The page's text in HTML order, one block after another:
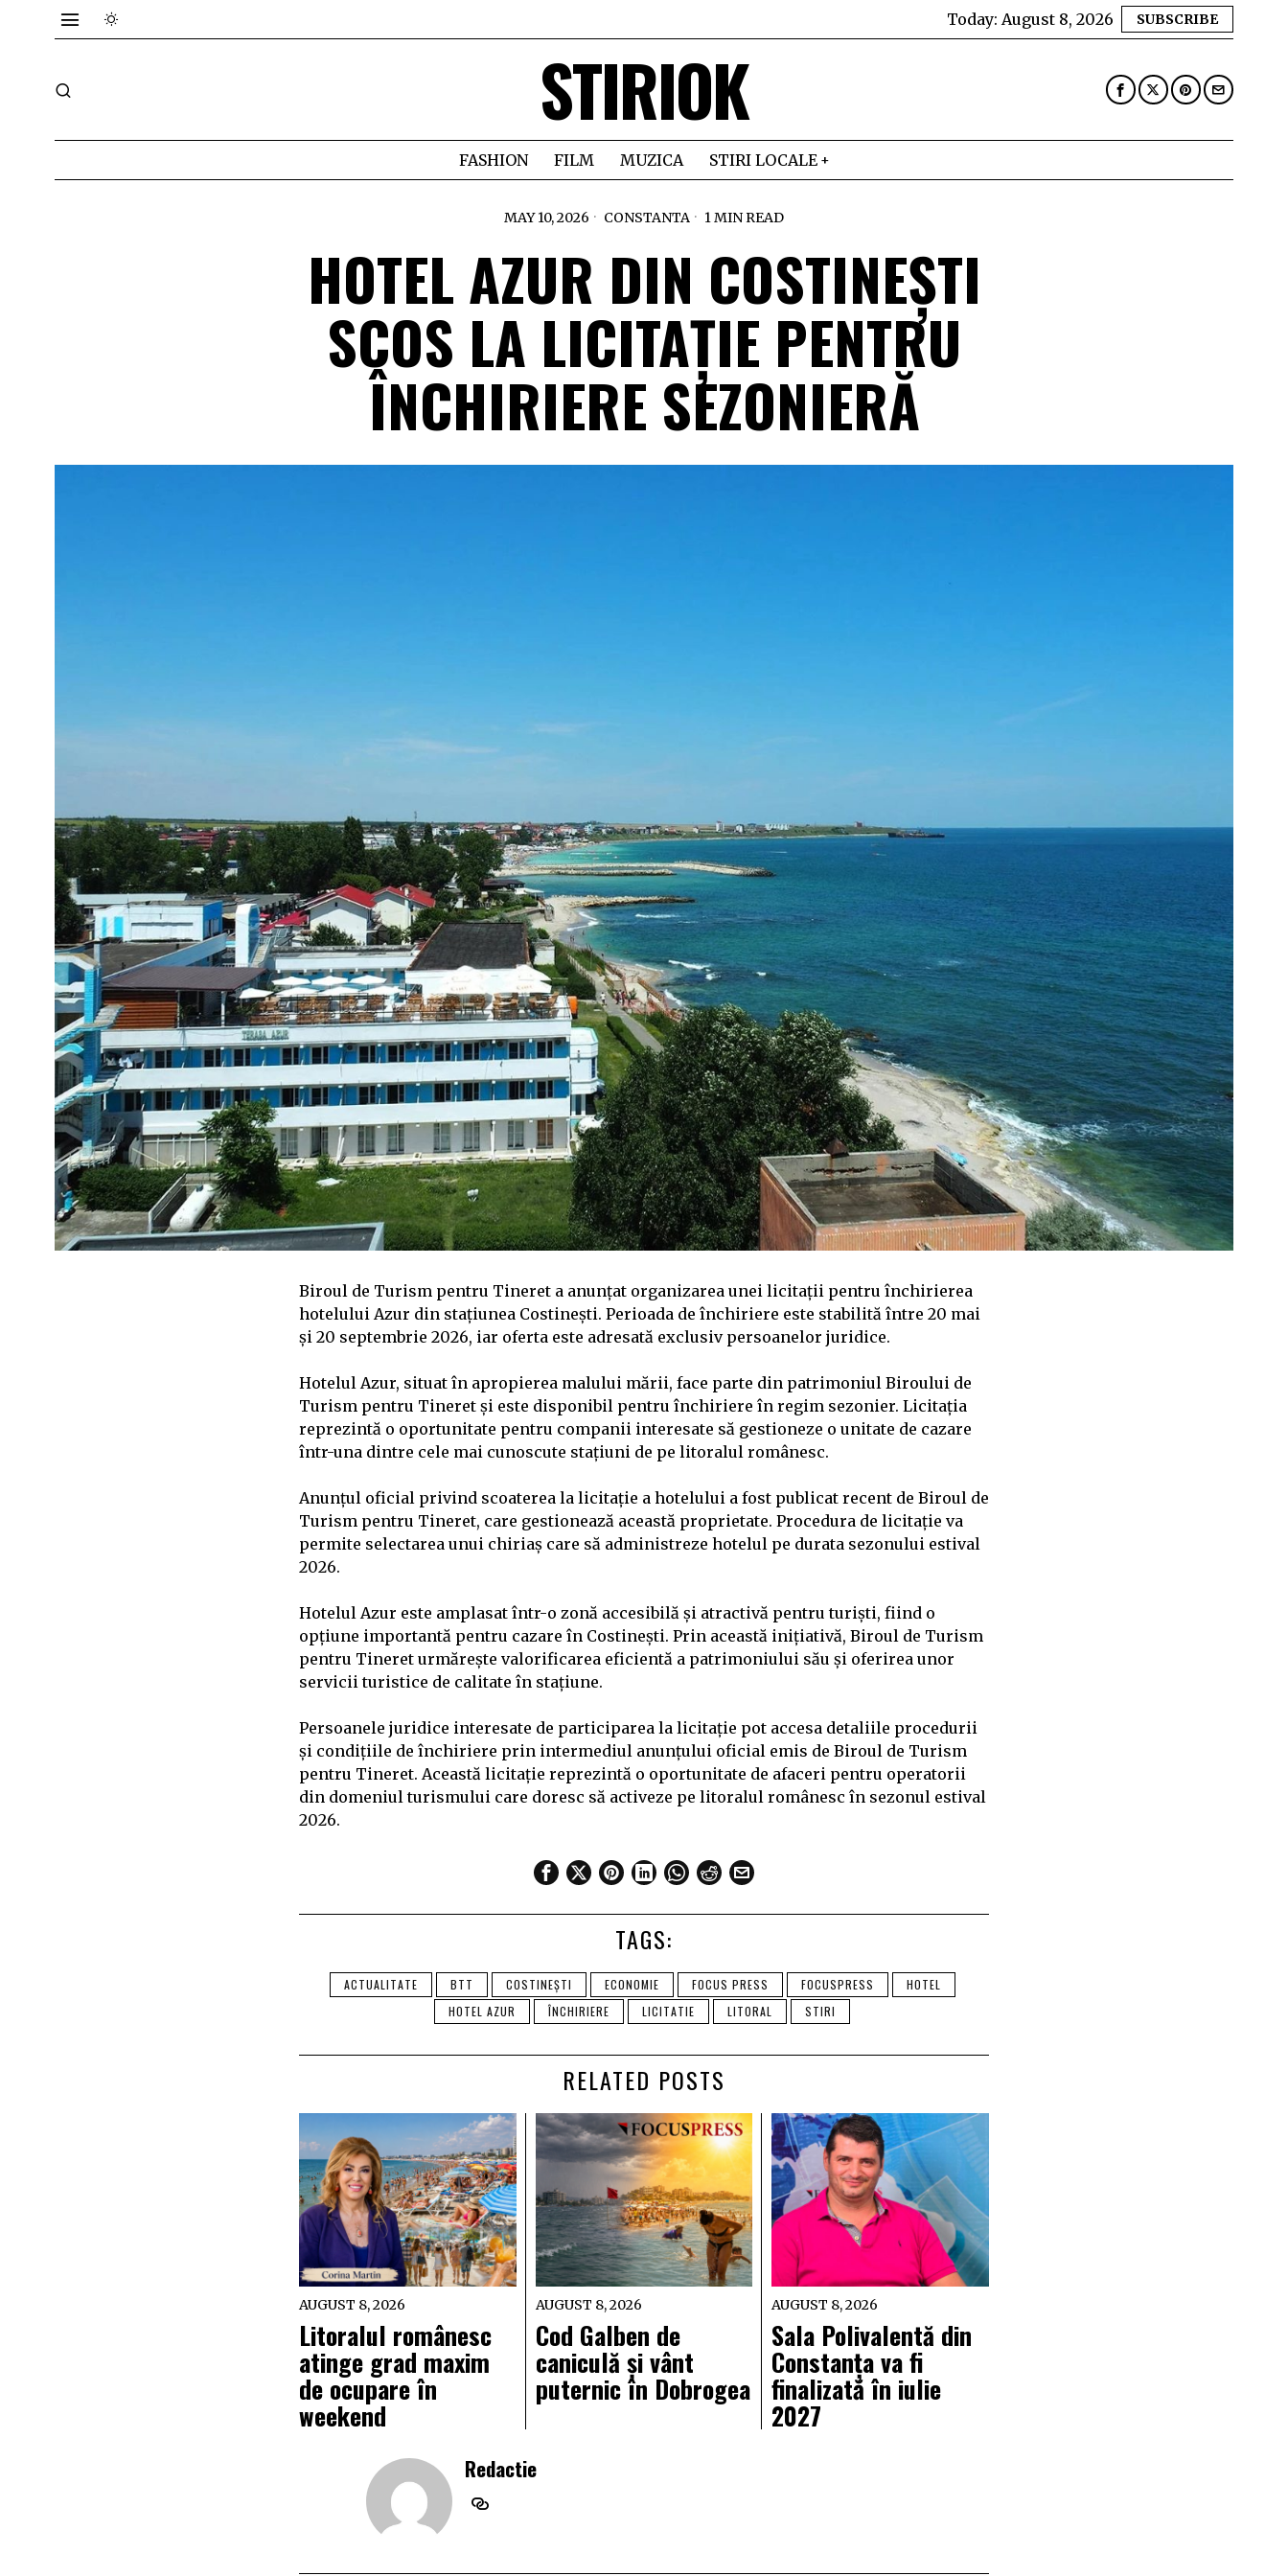
Today: August 8, 2026 SUBSCRIBE
STIRIOK
FASHION FILM MUZICA STIRI LOCALE
MAY 10, 2026 CONSTANTA 1 MIN READ
HOTEL AZUR DIN COSTINEȘTI
SCOS LA LICITAȚIE PENTRU
ÎNCHIRIERE SEZONIERĂ
Biroul de Turism pentru Tineret a anunțat organizarea unei licitații pentru închirierea
hotelului Azur din stațiunea Costinești. Perioada de închiriere este stabilită între 20 mai
și 20 septembrie 2026, iar oferta este adresată exclusiv persoanelor juridice.
Hotelul Azur, situat în apropierea malului mării, face parte din patrimoniul Biroului de
Turism pentru Tineret și este disponibil pentru închiriere în regim sezonier. Licitația
reprezintă o oportunitate pentru companii interesate să gestioneze o unitate de cazare
într-una dintre cele mai cunoscute stațiuni de pe litoralul românesc.
Anunțul oficial privind scoaterea la licitație a hotelului a fost publicat recent de Biroul de
Turism pentru Tineret, care gestionează această proprietate. Procedura de licitație va
permite selectarea unui chiriaș care să administreze hotelul pe durata sezonului estival
2026.
Hotelul Azur este amplasat într-o zonă accesibilă și atractivă pentru turiști, fiind o
opțiune importantă pentru cazare în Costinești. Prin această inițiativă, Biroul de Turism
pentru Tineret urmărește valorificarea eficientă a patrimoniului său și oferirea unor
servicii turistice de calitate în stațiune.
Persoanele juridice interesate de participarea la licitație pot accesa detaliile procedurii
și condițiile de închiriere prin intermediul anunțului oficial emis de Biroul de Turism
pentru Tineret. Această licitație reprezintă o oportunitate de afaceri pentru operatorii
din domeniul turismului care doresc să activeze pe litoralul românesc în sezonul estival
2026.
TAGS:
ACTUALITATE BTT COSTINEȘTI ECONOMIE FOCUS PRESS FOCUSPRESS
HOTEL
HOTEL AZUR
ÎNCHIRIERE LICITATIE LITORAL STIRI
RELATED POSTS
AUGUST 8, 2026
Litoralul românesc
atinge grad maxim
de ocupare în
weekend
AUGUST 8, 2026
Cod Galben de
caniculă și vânt
puternic în Dobrogea
AUGUST 8, 2026
Sala Polivalentă din
Constanța va fi
finalizată în iulie
2027
Redactie